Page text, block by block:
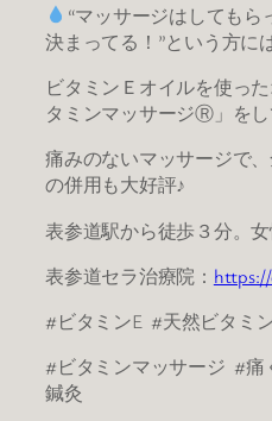
“マッサージはしても
決まってる！”という方には
ビタミンＥオイルを使っ
タミンマッサージⓇ」をし
痛みのないマッサージで
の併用も大好評♪
表参道駅から徒歩３分。女
表参道セラ治療院：
#ビタミンE #天然ビタミ
#ビタミンマッサージ #
鍼灸